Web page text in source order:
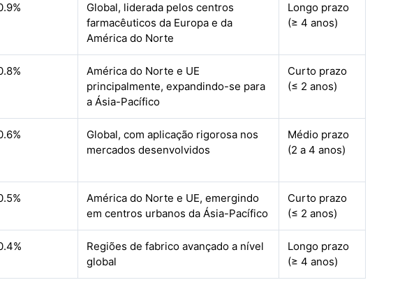
Global, liderada pelos centros
farmacêuticos da Europa e da
América do Norte
Longo prazo
(≥ 4 anos)
América do Norte e UE
principalmente, expandindo-se para
a Ásia-Pacífico
Curto prazo
(≤ 2 anos)
Global, com aplicação rigorosa nos
mercados desenvolvidos
Médio prazo
(2 a 4 anos)
América do Norte e UE, emergindo
em centros urbanos da Ásia-Pacífico
Curto prazo
(≤ 2 anos)
Regiões de fabrico avançado a nível
global
Longo prazo
(≥ 4 anos)